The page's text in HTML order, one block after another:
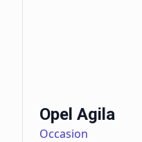
Opel Agila
Occasion